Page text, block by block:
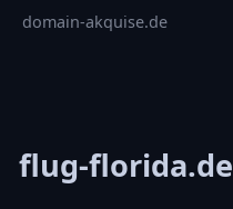
domain-akquise.de
flug-florida.de